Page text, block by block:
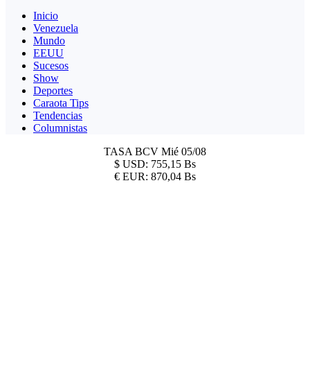
Inicio
Venezuela
Mundo
EEUU
Sucesos
Show
Deportes
Caraota Tips
Tendencias
Columnistas
TASA BCV Mié 05/08
$ USD: 755,15 Bs
€ EUR: 870,04 Bs